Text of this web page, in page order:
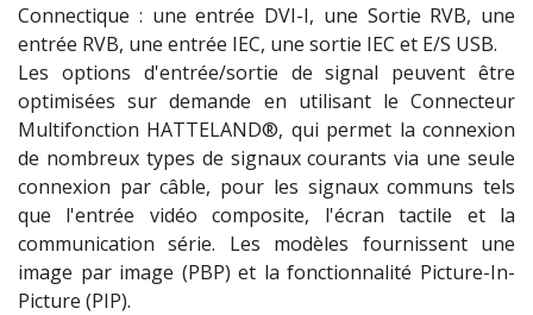
Connectique : une entrée DVI-I, une Sortie RVB, une
entrée RVB, une entrée IEC, une sortie IEC et E/S USB.
Les options d'entrée/sortie de signal peuvent être
optimisées sur demande en utilisant le Connecteur
Multifonction HATTELAND®, qui permet la connexion
de nombreux types de signaux courants via une seule
connexion par câble, pour les signaux communs tels
que l'entrée vidéo composite, l'écran tactile et la
communication série. Les modèles fournissent une
image par image (PBP) et la fonctionnalité Picture-In-
Picture (PIP).